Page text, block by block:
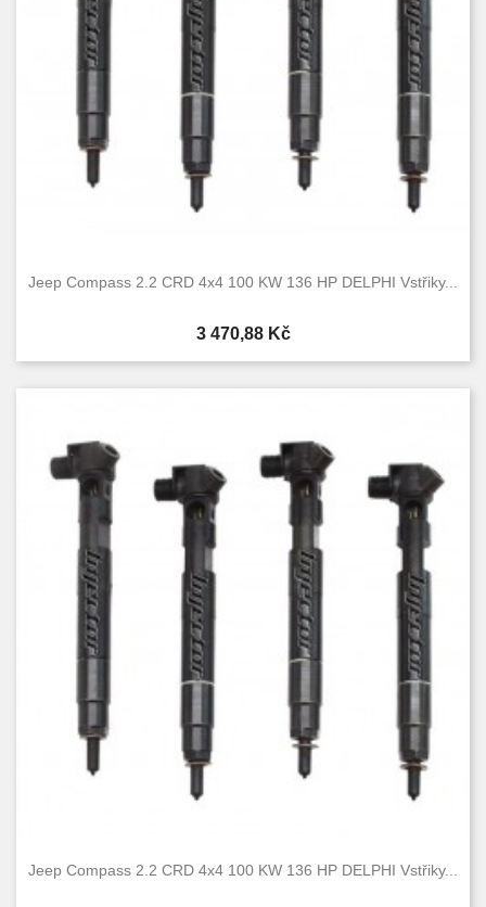
Jeep Compass 2.2 CRD 4x4 100 KW 136 HP DELPHI Vstřiky...
Cena
3 470,88 Kč
Jeep Compass 2.2 CRD 4x4 100 KW 136 HP DELPHI Vstřiky...